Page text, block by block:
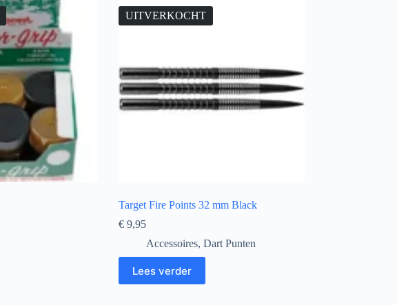
UITVERKOCHT
Target Fire Points 32 mm Black
€9,95
Accessoires, Dart Punten
Lees verder